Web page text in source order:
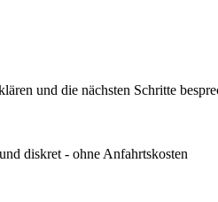
und die nächsten Schritte
diskret - ohne Anfahrtskosten